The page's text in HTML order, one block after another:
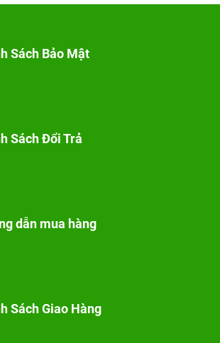
Sách Bảo Mật
Sách Đổi Trả
dẫn mua hàng
Sách Giao Hàng